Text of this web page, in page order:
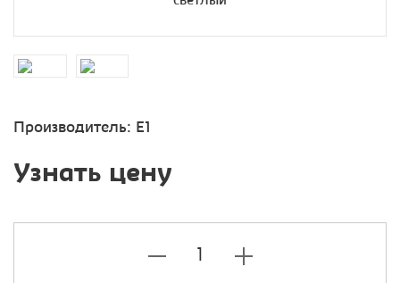
Производитель: E1
Узнать цену